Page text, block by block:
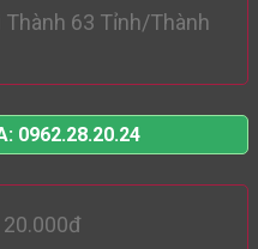
Thành 63 Tỉnh/Thành
0962.28.20.24